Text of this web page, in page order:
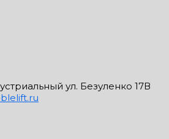
ул. Безуленко 17В